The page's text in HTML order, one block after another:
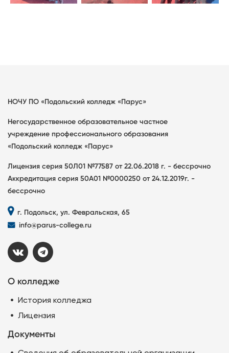
НОЧУ ПО «Подольский колледж «Парус»
Негосударственное образовательное частное
учреждение профессионального образования
«Подольский колледж «Парус»
Лицензия серия 50Л01 №77587 от 22.06.2018 г. - бессрочно
Аккредитация серия 50А01 №0000250 от 24.12.2019г. -
бессрочно
г. Подольск, ул. Февральская, 65
info@parus-college.ru
О колледже
История колледжа
Лицензия
Документы